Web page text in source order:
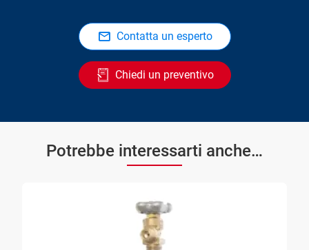
Contatta un esperto
Chiedi un preventivo
Potrebbe interessarti anche…